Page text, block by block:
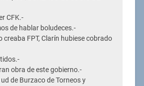
CFK.-
de hablar boludeces.-
creaba FPT, Clarín hubiese cobrado
obra de este gobierno.-
de Burzaco de Torneos y